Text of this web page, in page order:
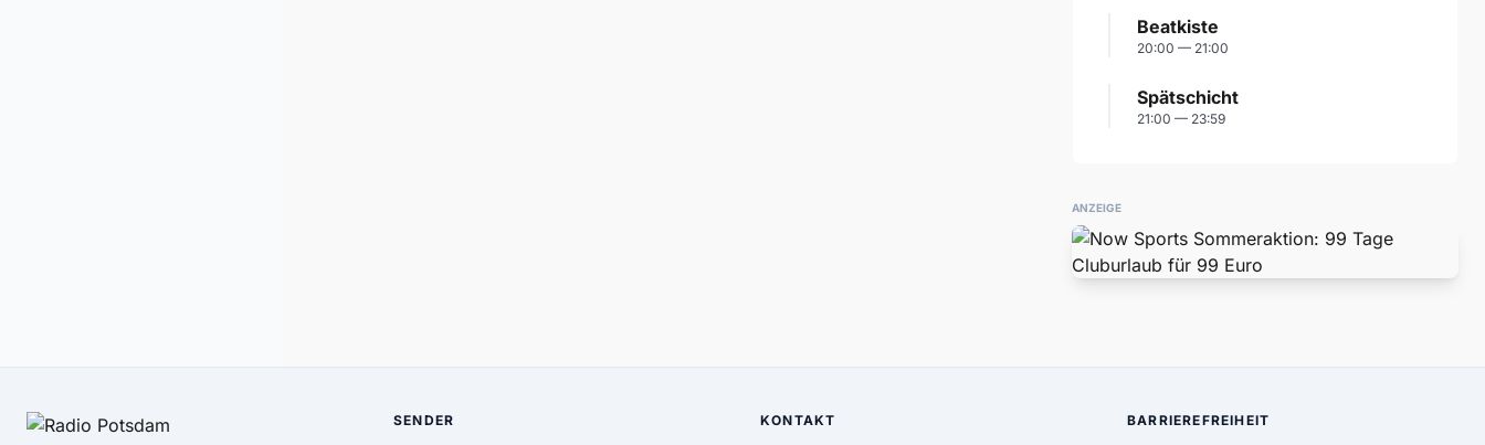
Beatkiste
20:00 — 21:00
Spätschicht
21:00 — 23:59
ANZEIGE
SENDER KONTAKT BARRIEREFREIHEIT